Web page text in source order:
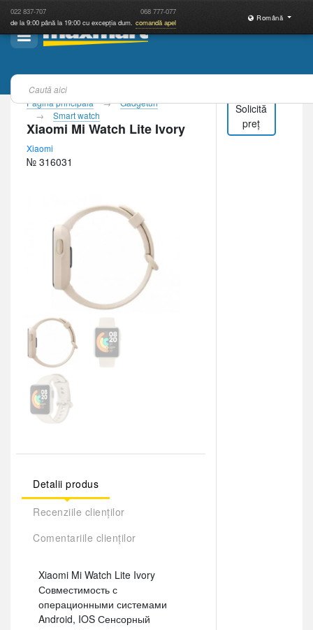
022 837-707 068 777-077
de la 9:00 până la 19:00 cu excepția dum. comandă apel
Română
Pagina principală
Gadgeturi
Smart watch
Xiaomi Mi Watch Lite Ivory
Xiaomi
№ 316031
Detalii produs
Recenziile clienților
Comentariile clienților
Xiaomi Mi Watch Lite Ivory
Совместимость с
операционными системами
Android, IOS Сенсорный
Solicită
preț